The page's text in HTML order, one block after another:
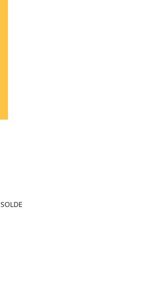
SOLDE